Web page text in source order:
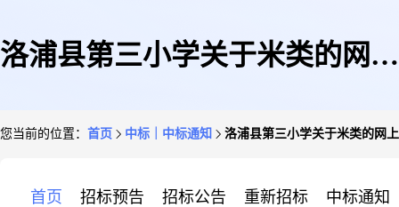
洛浦县第三小学关于米类的网上
您当前的位置： 首页 中标｜中标通知 洛浦县第三小学关于米类的网
首页 招标预告 招标公告 重新招标 中标通知